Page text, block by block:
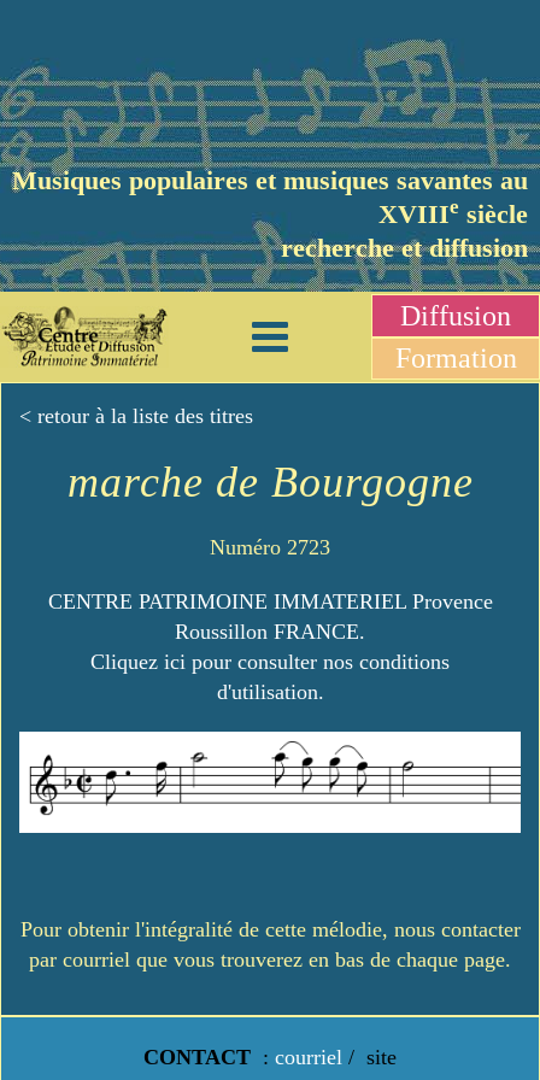
Musiques populaires et musiques savantes au
XVIIIe siècle
recherche et diffusion
Diffusion
Formation
< retour à la liste des titres
marche de Bourgogne
Numéro 2723
CENTRE PATRIMOINE IMMATERIEL Provence
Roussillon FRANCE.
Cliquez ici pour consulter nos conditions
d'utilisation.
Pour obtenir l'intégralité de cette mélodie, nous contacter
par courriel que vous trouverez en bas de chaque page.
CONTACT : courriel / site